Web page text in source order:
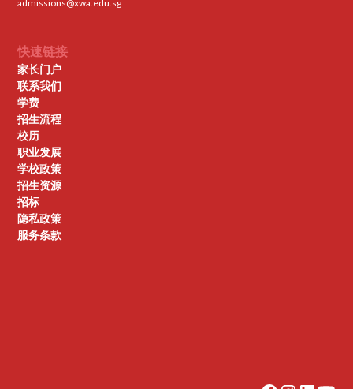
admissions@xwa.edu.sg
快速链接
家长门户
联系我们
学费
招生流程
校历
职业发展
学校政策
招生资源
招标
隐私政策
服务条款